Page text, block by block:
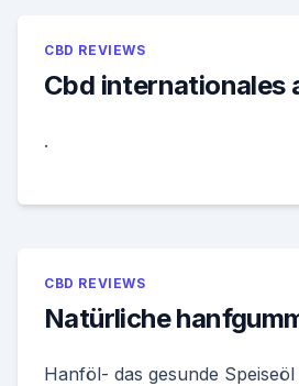
CBD REVIEWS
Cbd internationales
.
CBD REVIEWS
Natürliche
Hanföl- das gesunde Speiseöl